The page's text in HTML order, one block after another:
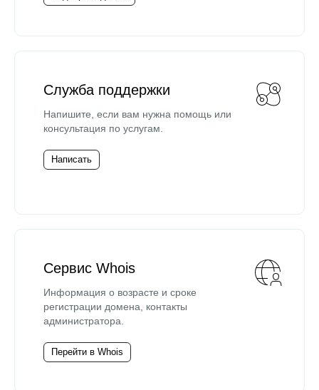
Служба поддержки
Напишите, если вам нужна помощь или
консультация по услугам.
Написать
Сервис Whois
Информация о возрасте и сроке
регистрации домена, контакты
администратора.
Перейти в Whois